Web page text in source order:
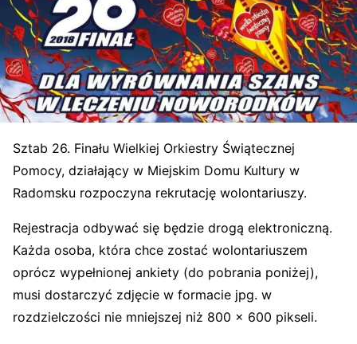
Sztab 26. Finału Wielkiej Orkiestry Świątecznej
Pomocy, działający w Miejskim Domu Kultury w
Radomsku rozpoczyna rekrutację wolontariuszy.
Rejestracja odbywać się będzie drogą elektroniczną.
Każda osoba, która chce zostać wolontariuszem
oprócz wypełnionej ankiety (do pobrania poniżej),
musi dostarczyć zdjęcie w formacie jpg. w
rozdzielczości nie mniejszej niż 800 x 600 pikseli.